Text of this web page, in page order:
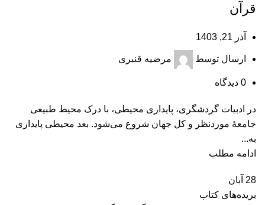
قرآن
آذر 21, 1403
ارسال توسط مرضیه قنبری
0 دیدگاه
در ادبیات گردشگری، پایداری محیطی، با درک محیط طبیعی
جامعۀ موردنظر و کل جهان شروع می‌شود. بعد محیطی پایداری
به...
ادامه مطلب
28 آبان
بریده‌های کتاب